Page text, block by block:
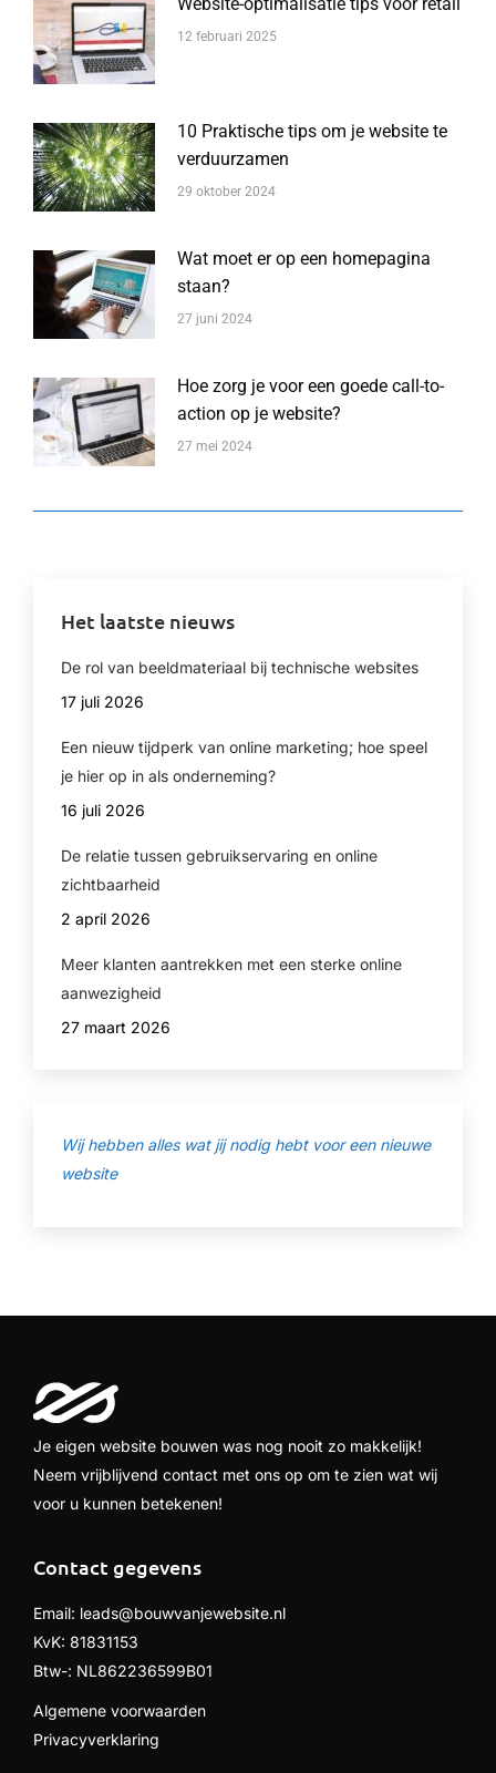
12 februari 2025
10 Praktische tips om je website te
verduurzamen
29 oktober 2024
Wat moet er op een homepagina
staan?
27 juni 2024
Hoe zorg je voor een goede call-to-
action op je website?
27 mei 2024
Het laatste nieuws
De rol van beeldmateriaal bij technische websites
17 juli 2026
Een nieuw tijdperk van online marketing; hoe speel
je hier op in als onderneming?
16 juli 2026
De relatie tussen gebruikservaring en online
zichtbaarheid
2 april 2026
Meer klanten aantrekken met een sterke online
aanwezigheid
27 maart 2026
Wij hebben alles wat jij nodig hebt voor een nieuwe
website
Je eigen website bouwen was nog nooit zo makkelijk!
Neem vrijblijvend contact met ons op om te zien wat wij
voor u kunnen betekenen!
Contact gegevens
Email: leads@bouwvanjewebsite.nl
KvK: 81831153
Btw-: NL862236599B01
Algemene voorwaarden
Privacyverklaring